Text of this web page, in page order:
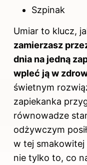
Szpinak
Umiar to klucz,
zamierzasz
dnia na jedną
wpleć ją w
świetnym
zapiekanka
równowadze
odżywczym
w tej smakowitej
nie tylko to, co